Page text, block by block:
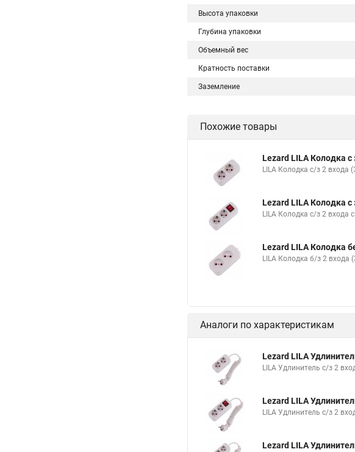
Высота упаковки
Глубина упаковки
Объемный вес
Кратность поставки
Заземление
Похожие товары
Lezard LILA Колодка
LILA Колодка с/з 2 входа
Lezard LILA Колодка
LILA Колодка с/з 2
Lezard LILA Колодка
LILA Колодка б/з 2 входа
Аналоги по характеристикам
Lezard LILA
LILA Удлинитель с/з 2
Lezard LILA
LILA Удлинитель с/з 2
Lezard LILA